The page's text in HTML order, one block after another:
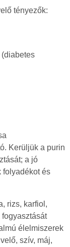
tényezők:
Kerüljük a purin
a jó
folyadékot és
rizs, karfiol,
élelmiszerek
szív, máj,